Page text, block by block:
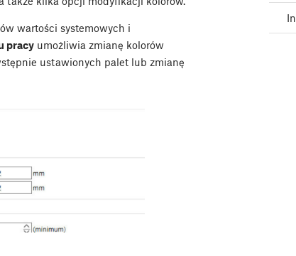
wartości systemowych i
pracy umożliwia zmianę kolorów
ustawionych palet lub zmianę